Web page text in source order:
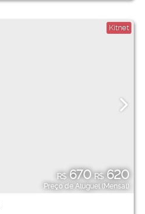
Kitnet
R$670 R$620
Preço de Aluguel (Mensal)